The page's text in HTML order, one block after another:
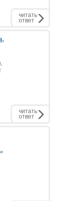
читать
ответ
читать
ответ